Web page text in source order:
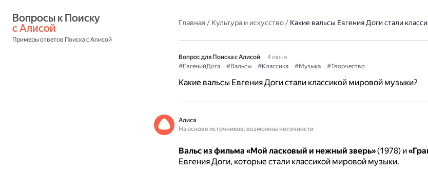
с Алисой
Примеры ответов Поиска с Алисой
Главная/ Культура и искусство/ Какие вальсы Евгения Доги стали
Вопрос для Поиска с Алисой
4 июня
#ЕвгенийДога
#Вальсы #Классика #Музыка #Творчество
Какие вальсы Евгения Доги стали классикой мировой музыки?
Алиса
На основе источников, возможны неточности
Вальс из фильма «Мой ласковый и нежный зверь»(1978) и
Евгения Доги, которые стали классикой мировой музыки.